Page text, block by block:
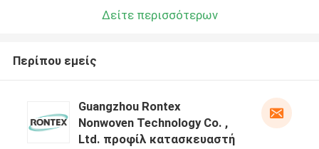
Δείτε περισσότερων
Περίπου εμείς
Guangzhou Rontex
Nonwoven Technology Co. ,
Ltd. προφίλ κατασκευαστή